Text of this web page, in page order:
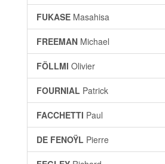
FUKASE Masahisa
FREEMAN Michael
FÖLLMI Olivier
FOURNIAL Patrick
FACCHETTI Paul
DE FENOŸL Pierre